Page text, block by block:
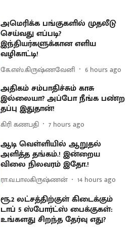
அமெரிக்க பங்குகளில் முதலீடு
செய்வது எப்படி?
இந்தியர்களுக்கான எளிய
வழிகாட்டி!
கே.எஸ்.கிருஷ்ணவேனி 6 hours ago
அதிகம் சம்பாதிச்சும் காசு
இல்லையா? அப்போ நீங்க பண்ற
தப்பு இதுதான்!
கிரி கணபதி 7 hours ago
ஆடி வெள்ளியில் ஆறுதல்
அளித்த தங்கம்.! இன்றைய
விலை நிலவரம் இதோ.!
ரா.வ.பாலகிருஷ்ணன் 14 hours ago
ரூ.2 லட்சத்திற்குள் கிடைக்கும்
டாப் 5 ஸ்போர்ட்ஸ் பைக்குகள்:
உங்களது சிறந்த தேர்வு எது?